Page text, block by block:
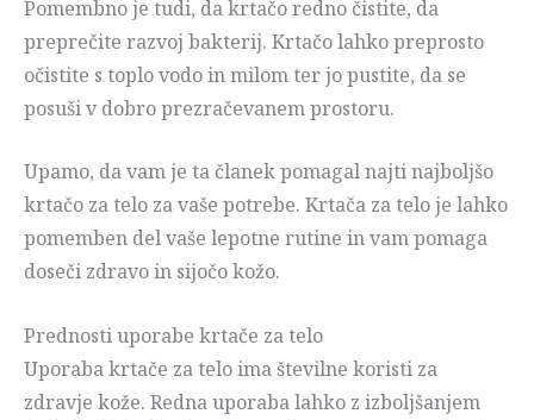
Pomembno je tudi, da krtačo redno čistite, da
preprečite razvoj bakterij. Krtačo lahko preprosto
očistite s toplo vodo in milom ter jo pustite, da se
posuši v dobro prezračevanem prostoru.
Upamo, da vam je ta članek pomagal najti najboljšo
krtačo za telo za vaše potrebe. Krtača za telo je lahko
pomemben del vaše lepotne rutine in vam pomaga
doseči zdravo in sijočo kožo.
Prednosti uporabe krtače za telo
Uporaba krtače za telo ima številne koristi za
zdravje kože. Redna uporaba lahko z izboljšanjem